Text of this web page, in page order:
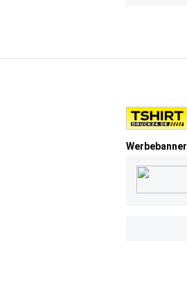
Werbebanner